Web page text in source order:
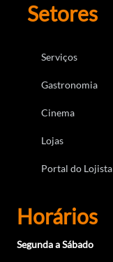
Setores
Serviços
Gastronomia
Cinema
Lojas
Portal do Lojista
Horários
Segunda a Sábado